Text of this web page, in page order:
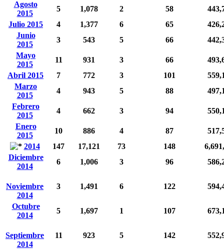
Agosto
2015
5 1,078 2 58
Julio 2015
4 1,377 6 65
Junio
2015
3 543 5 66
Mayo
2015
11 931 3 66
Abril 2015
7 772 3 101
Marzo
2015
4 943 5 88
Febrero
2015
4 662 3 94
Enero
2015
10 886 4 87
2014
147 17,121 73 148
Diciembre
2014
6 1,006 3 96
Noviembre
2014
3 1,491 6 122
Octubre
2014
5 1,697 1 107
Septiembre
2014
11 923 5 142